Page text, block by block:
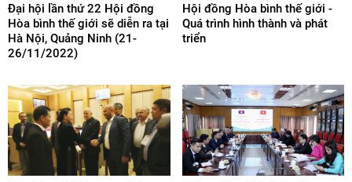
Đại hội lần thứ 22 Hội đồng
Hòa bình thế giới sẽ diễn ra tại
Hà Nội, Quảng Ninh (21-
26/11/2022)
Hội đồng Hòa bình thế giới -
Quá trình hình thành và phát
triển